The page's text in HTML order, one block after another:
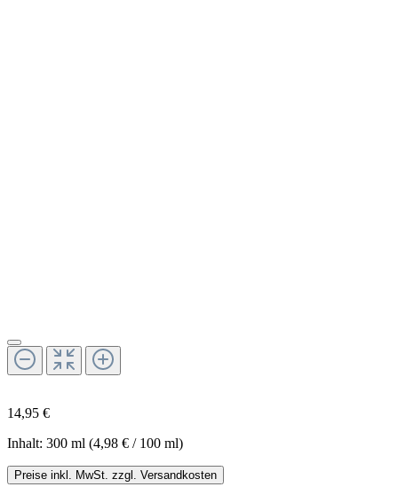
14,95 €
Inhalt: 300 ml (4,98 € / 100 ml)
Preise inkl. MwSt. zzgl. Versandkosten